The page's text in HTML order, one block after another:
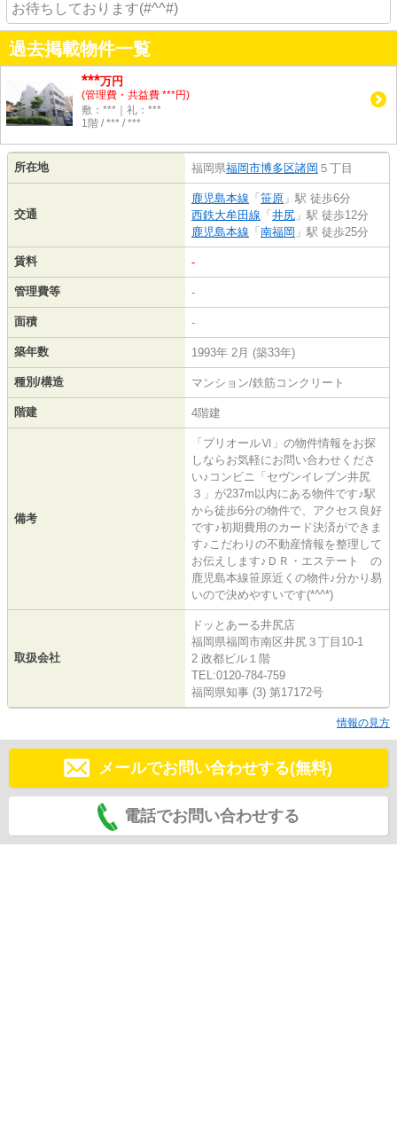
お待ちしております(#^^#)
過去掲載物件一覧
***万円
(管理費・共益費 ***円)
敷：***｜礼：***
1階 / *** / ***
所在地 福岡県福岡市博多区諸岡 ５丁目
交通
鹿児島本線 「 笹原 」駅 徒歩6分
西鉄大牟田線 「 井尻 」駅 徒歩12分
鹿児島本線 「 南福岡 」駅 徒歩25分
賃料 -
管理費等 -
面積 -
築年数 1993年 2月 (築33年)
種別/構造 マンション/鉄筋コンクリート
階建 4階建
備考
「プリオールⅥ」の物件情報をお探
しならお気軽にお問い合わせくださ
い♪コンビニ「セヴンイレブン井尻
３」が237m以内にある物件です♪駅
から徒歩6分の物件で、アクセス良好
です♪初期費用のカード決済ができま
す♪こだわりの不動産情報を整理して
お伝えします♪ＤＲ・エステート の
鹿児島本線笹原近くの物件♪分かり易
いので決めやすいです(*^^*)
取扱会社
ドッとあーる井尻店
福岡県福岡市南区井尻３丁目10-1
2 政都ビル１階
TEL:0120-784-759
福岡県知事 (3) 第17172号
情報の見方
メールでお問い合わせする(無料)
電話でお問い合わせする